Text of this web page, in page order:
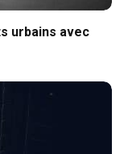
urbains avec